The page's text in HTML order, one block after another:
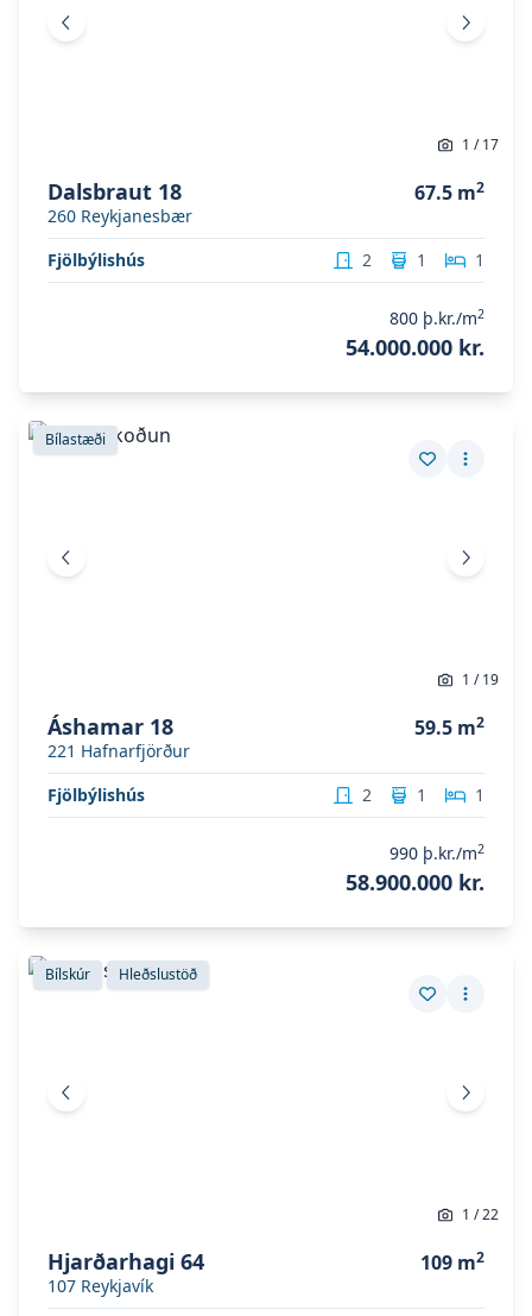
Fyrri mynd Næsta
1 /17
Dalsbraut 18
260 Reykjanesbær
67.5 m2
Fjölbýlishús 2 1 1
800 þ.kr./m2
54.000.000 kr.
Skoða eignina
Bílastæði
Vista eign
Fleiri
Skoða eigninaÁshamar 18
Fyrri mynd Næsta
1 /19
Áshamar 18
221 Hafnarfjörður
59.5 m2
Fjölbýlishús 2 1 1
990 þ.kr./m2
58.900.000 kr.
Skoða eigninaHjarðarhagi 64
Bílskúr Hleðslustöð
Vista eign
Fleiri
Skoða eigninaHjarðarhagi 64
Fyrri mynd Næsta
1 /22
Hjarðarhagi 64
107 Reykjavík
109 m2